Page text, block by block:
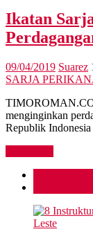
Ikatan
09/04/2019 Suarez
SARJA
menginginkan
Republik Indonesia